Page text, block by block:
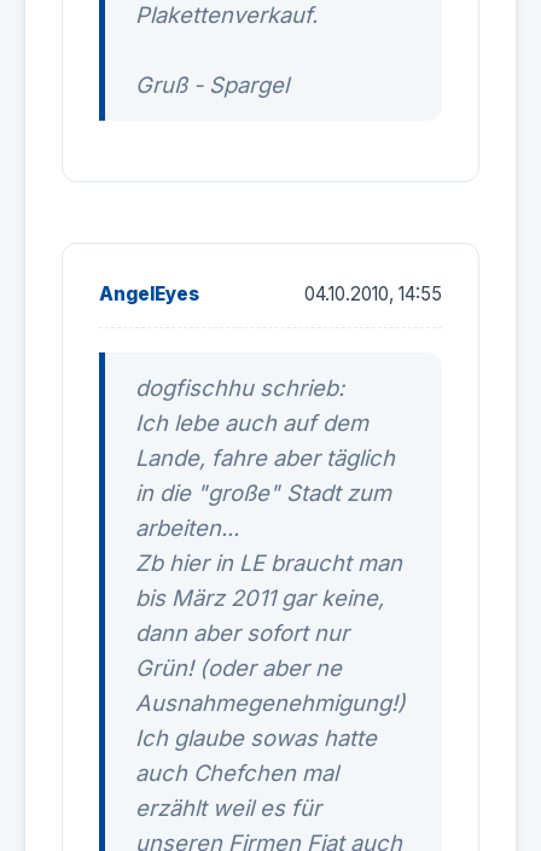
Plakettenverkauf.
Gruß - Spargel
AngelEyes 04.10.2010, 14:55
dogfischhu schrieb:
Ich lebe auch auf dem
Lande, fahre aber täglich
in die "große" Stadt zum
arbeiten...
Zb hier in LE braucht man
bis März 2011 gar keine,
dann aber sofort nur
Grün! (oder aber ne
Ausnahmegenehmigung!)
Ich glaube sowas hatte
auch Chefchen mal
erzählt weil es für
unseren Firmen Fiat auch